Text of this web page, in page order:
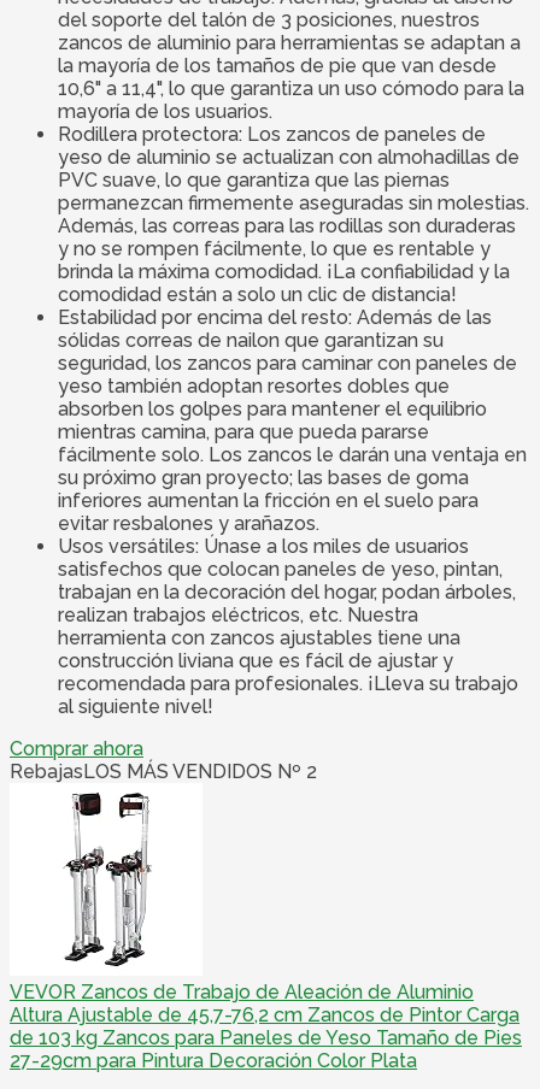
del soporte del talón de 3 posiciones, nuestros
zancos de aluminio para herramientas se adaptan a
la mayoría de los tamaños de pie que van desde
10,6" a 11,4", lo que garantiza un uso cómodo para la
mayoría de los usuarios.
Rodillera protectora: Los zancos de paneles de
yeso de aluminio se actualizan con almohadillas de
PVC suave, lo que garantiza que las piernas
permanezcan firmemente aseguradas sin molestias.
Además, las correas para las rodillas son duraderas
y no se rompen fácilmente, lo que es rentable y
brinda la máxima comodidad. ¡La confiabilidad y la
comodidad están a solo un clic de distancia!
Estabilidad por encima del resto: Además de las
sólidas correas de nailon que garantizan su
seguridad, los zancos para caminar con paneles de
yeso también adoptan resortes dobles que
absorben los golpes para mantener el equilibrio
mientras camina, para que pueda pararse
fácilmente solo. Los zancos le darán una ventaja en
su próximo gran proyecto; las bases de goma
inferiores aumentan la fricción en el suelo para
evitar resbalones y arañazos.
Usos versátiles: Únase a los miles de usuarios
satisfechos que colocan paneles de yeso, pintan,
trabajan en la decoración del hogar, podan árboles,
realizan trabajos eléctricos, etc. Nuestra
herramienta con zancos ajustables tiene una
construcción liviana que es fácil de ajustar y
recomendada para profesionales. ¡Lleva su trabajo
al siguiente nivel!
Comprar ahora
RebajasLOS MÁS VENDIDOS Nº 2
VEVOR Zancos de Trabajo de Aleación de Aluminio
Altura Ajustable de 45,7-76,2 cm Zancos de Pintor Carga
de 103 kg Zancos para Paneles de Yeso Tamaño de Pies
27-29cm para Pintura Decoración Color Plata